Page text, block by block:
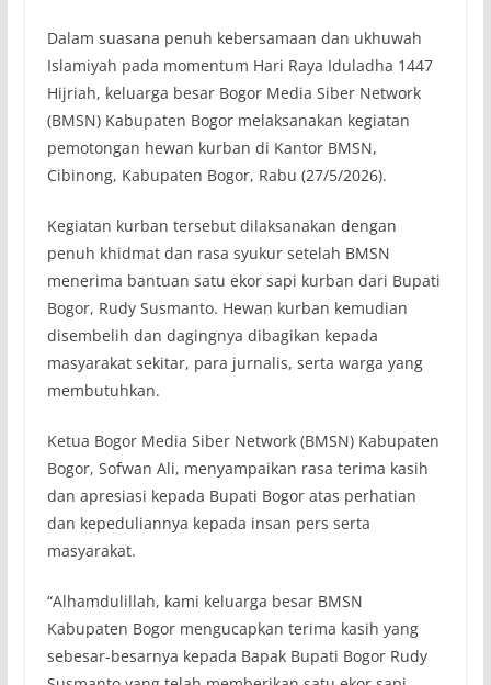
Dalam suasana penuh kebersamaan dan ukhuwah
Islamiyah pada momentum Hari Raya Iduladha 1447
Hijriah, keluarga besar Bogor Media Siber Network
(BMSN) Kabupaten Bogor melaksanakan kegiatan
pemotongan hewan kurban di Kantor BMSN,
Cibinong, Kabupaten Bogor, Rabu (27/5/2026).
Kegiatan kurban tersebut dilaksanakan dengan
penuh khidmat dan rasa syukur setelah BMSN
menerima bantuan satu ekor sapi kurban dari Bupati
Bogor, Rudy Susmanto. Hewan kurban kemudian
disembelih dan dagingnya dibagikan kepada
masyarakat sekitar, para jurnalis, serta warga yang
membutuhkan.
Ketua Bogor Media Siber Network (BMSN) Kabupaten
Bogor, Sofwan Ali, menyampaikan rasa terima kasih
dan apresiasi kepada Bupati Bogor atas perhatian
dan kepeduliannya kepada insan pers serta
masyarakat.
“Alhamdulillah, kami keluarga besar BMSN
Kabupaten Bogor mengucapkan terima kasih yang
sebesar-besarnya kepada Bapak Bupati Bogor Rudy